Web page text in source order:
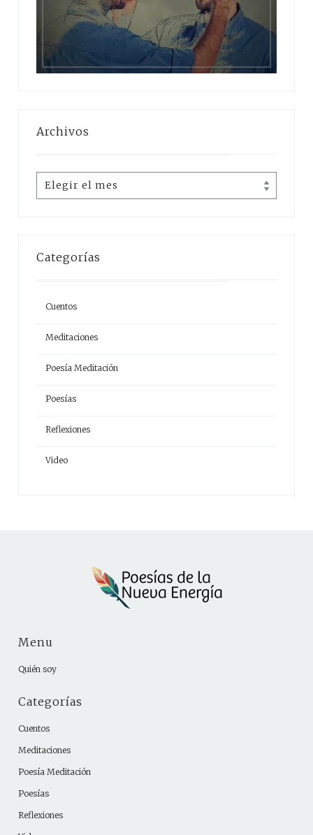
Archivos
Archivos
Categorías
Cuentos
Meditaciones
Poesía Meditación
Poesías
Reflexiones
Video
Menu
Quién soy
Categorías
Cuentos
Meditaciones
Poesía Meditación
Poesías
Reflexiones